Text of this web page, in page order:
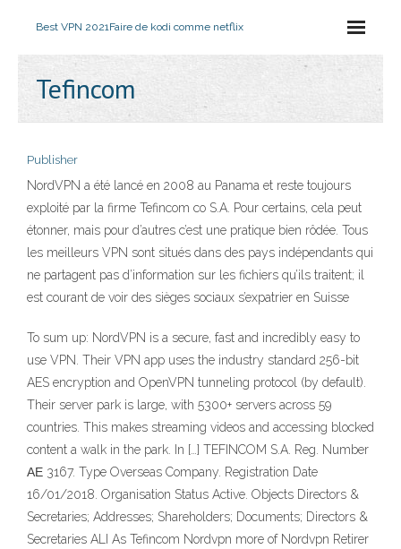
Best VPN 2021Faire de kodi comme netflix
Tefincom
Publisher
NordVPN a été lancé en 2008 au Panama et reste toujours
exploité par la firme Tefincom co S.A. Pour certains, cela peut
étonner, mais pour d’autres c’est une pratique bien rôdée. Tous
les meilleurs VPN sont situés dans des pays indépendants qui
ne partagent pas d’information sur les fichiers qu’ils traitent; il
est courant de voir des sièges sociaux s’expatrier en Suisse
To sum up: NordVPN is a secure, fast and incredibly easy to
use VPN. Their VPN app uses the industry standard 256-bit
AES encryption and OpenVPN tunneling protocol (by default).
Their server park is large, with 5300+ servers across 59
countries. This makes streaming videos and accessing blocked
content a walk in the park. In […] TEFINCOM S.A. Reg. Number
ΑΕ 3167. Type Overseas Company. Registration Date
16/01/2018. Organisation Status Active. Objects Directors &
Secretaries; Addresses; Shareholders; Documents; Directors &
Secretaries ALI As Tefincom Nordvpn more of Nordvpn Retirer